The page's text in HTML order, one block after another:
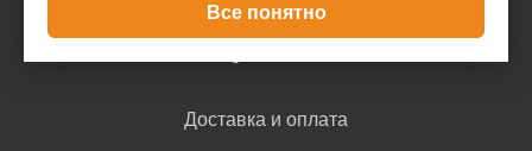
Все понятно
Доставка и оплата